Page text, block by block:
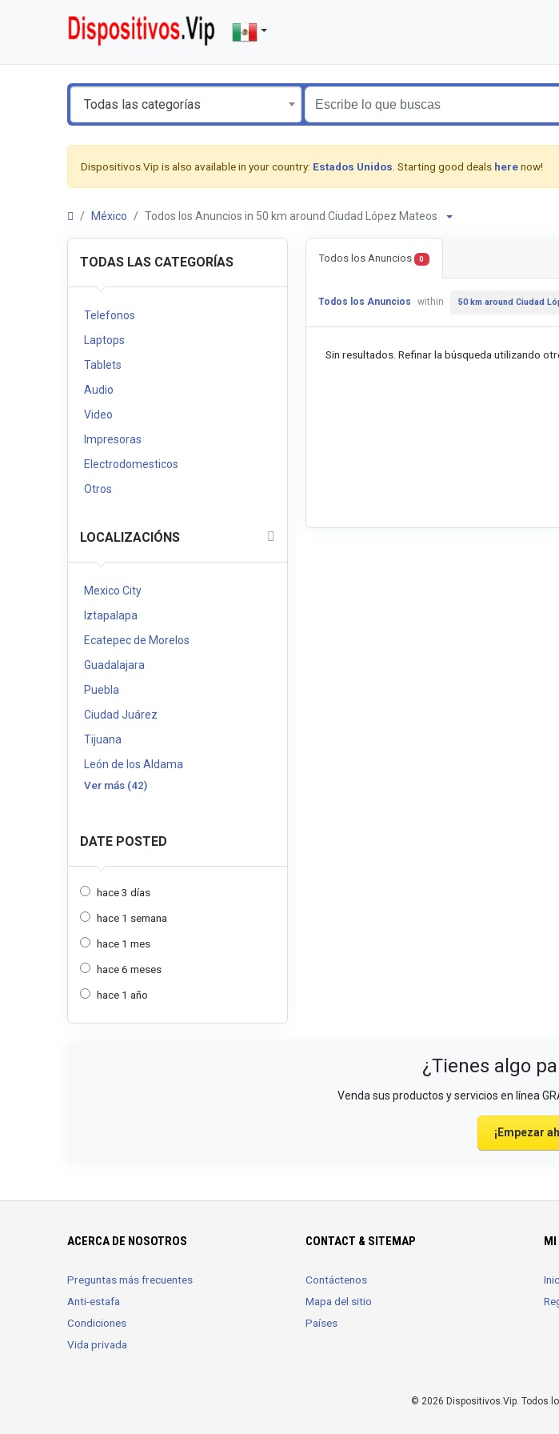
Todas las categorías
Dispositivos.Vip is also available in your country: Estados Unidos . Starting good deals herenow!
México Todos los Anuncios in 50 km around Ciudad López Mateos
TODAS LAS CATEGORÍAS
Telefonos
Laptops
Tablets
Audio
Video
Impresoras
Electrodomesticos
Otros
LOCALIZACIÓNS
Mexico City
Iztapalapa
Ecatepec de Morelos
Guadalajara
Puebla
Ciudad Juárez
Tijuana
León de los Aldama
Ver más (42)
DATE POSTED
hace 3 días
hace 1 semana
hace 1 mes
hace 6 meses
hace 1 año
Todos los Anuncios 0
Todos los Anuncios within 50 km around Ciudad
Sin resultados. Refinar la búsqueda utilizando
¿Tienes algo
Venda sus productos y servicios en línea
¡Empezar
ACERCA DE NOSOTROS
Preguntas más frecuentes
Anti-estafa
Condiciones
Vida privada
CONTACT & SITEMAP
Contáctenos
Mapa del sitio
Países
MI
© 2026 Dispositivos.Vip. Todos